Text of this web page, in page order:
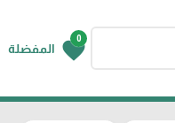
0
favorite المفضلة